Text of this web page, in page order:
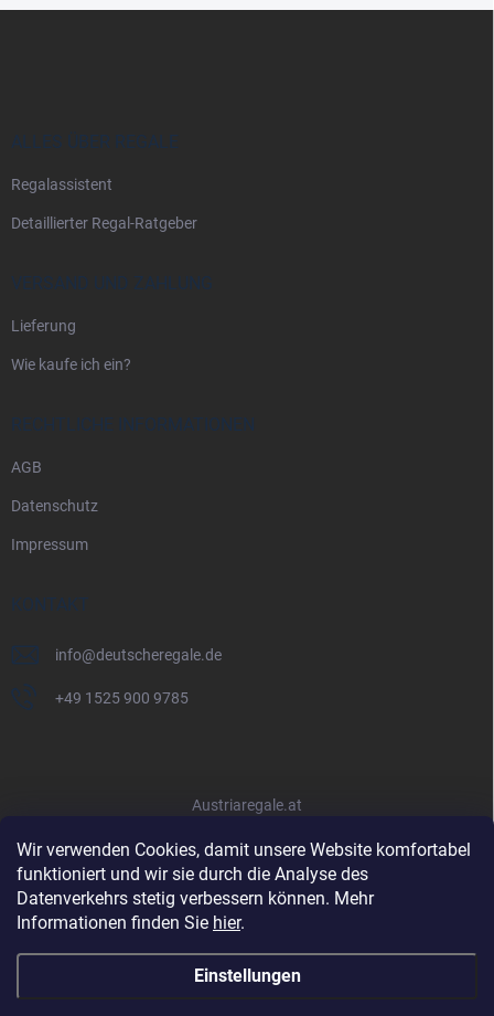
Wir verwenden Cookies, damit unsere Website komfortabel
funktioniert und wir sie durch die Analyse des
Datenverkehrs stetig verbessern können. Mehr
Informationen finden Sie hier.
Einstellungen
ALLES ÜBER REGALE
Regalassistent
Detaillierter Regal-Ratgeber
VERSAND UND ZAHLUNG
Lieferung
Wie kaufe ich ein?
RECHTLICHE INFORMATIONEN
AGB
Datenschutz
Impressum
KONTAKT
info@deutscheregale.de
+49 1525 900 9785
Austriaregale.at